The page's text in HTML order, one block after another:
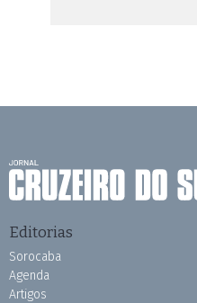
Editorias
Sorocaba
Agenda
Artigos